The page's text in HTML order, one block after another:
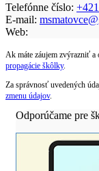
Telefónne číslo:
E-mail:
Web:
Ak máte záujem zvýrazniť
propagácie škôlky.
Za správnosť uvedených
zmenu údajov.
Odporúčame pre